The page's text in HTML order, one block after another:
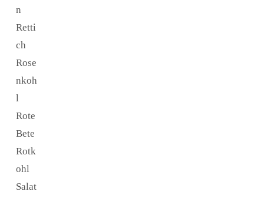
n
Retti
ch
Rose
nkoh
l
Rote
Bete
Rotk
ohl
Salat